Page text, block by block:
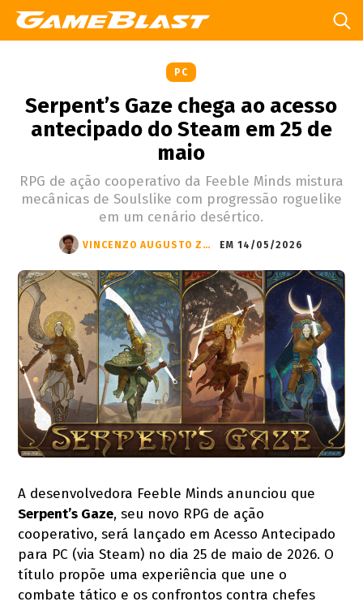
PC
Serpent’s Gaze chega ao acesso
antecipado do Steam em 25 de
maio
RPG de ação cooperativo da Feeble Minds mistura
mecânicas de Soulslike com progressão roguelike
em um cenário desértico.
VINCENZO AUGUSTO ZANDONÁ EM 14/05/2026
A desenvolvedora Feeble Minds anunciou que
Serpent’s Gaze, seu novo RPG de ação
cooperativo, será lançado em Acesso Antecipado
para PC (via Steam) no dia 25 de maio de 2026. O
título propõe uma experiência que une o
combate tático e os confrontos contra chefes